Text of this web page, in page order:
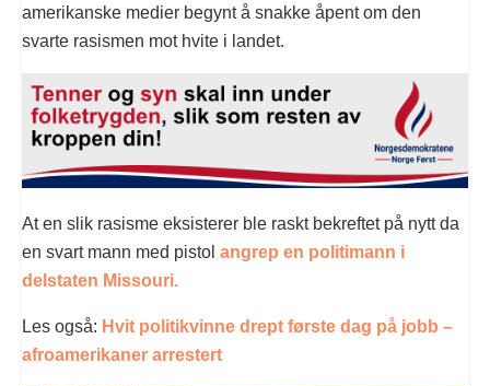
amerikanske medier begynt å snakke åpent om den
svarte rasismen mot hvite i landet.
At en slik rasisme eksisterer ble raskt bekreftet på nytt da
en svart mann med pistol angrep en politimann i
delstaten Missouri.
Les også: Hvit politikvinne drept første dag på jobb –
afroamerikaner arrestert